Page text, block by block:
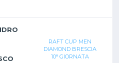
RAFT CUP MEN
DIAMOND BRESCIA
10° GIORNATA